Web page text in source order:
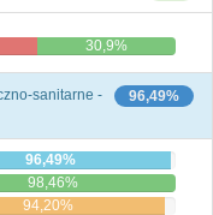
30,9%
96,49%
sanitarne -
96,49%
98,46%
94,20%